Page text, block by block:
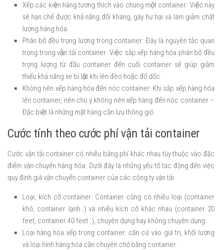
Xếp các kiện hàng tương thích vào chung một container: Việc này
sẽ hạn chế được khả năng đối kháng, gây hư hại và làm giảm chất
lượng hàng hóa.
Phân bố đều trọng lượng trong container: Đây là nguyên tắc quan
trọng trong vận tải container. Việc sắp xếp hàng hóa phân bố đều
trọng lượng từ đầu container đến cuối container sẽ giúp giảm
thiểu khả năng xe bị lật khi lên đèo hoặc đổ dốc.
Không nên xếp hàng hóa đến nóc container: Khi sắp xếp hàng hóa
lên container, nên chú ý không nên xếp hàng đến nóc container –
Đặc biệt là những mặt hàng cần lưu thông gió.
Cước tính theo cước phí vận tải container
Cước vận tải container có nhiều bảng phí khác nhau tùy thuộc vào đặc
điểm vận chuyển hàng hóa. Dưới đây là những yếu tố tác động đến việc
quy định giá vận chuyển container của các công ty vận tải:
Loại, kích cỡ container: Container cũng có nhiều loại (container
khô, container lạnh..) và nhiều kích cỡ khác nhau (container 20
feet, container 40 feet..), chuyên dụng hay không chuyên dụng.
Loại hàng hóa xếp trong container: căn cứ vào giá trị, khối lượng
và loại hình hàng hóa cần chuyên chở bằng container.